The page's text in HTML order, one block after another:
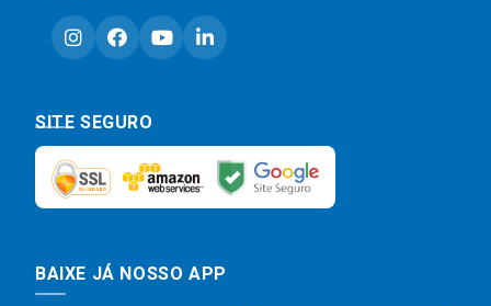
SITE SEGURO
BAIXE JÁ NOSSO APP